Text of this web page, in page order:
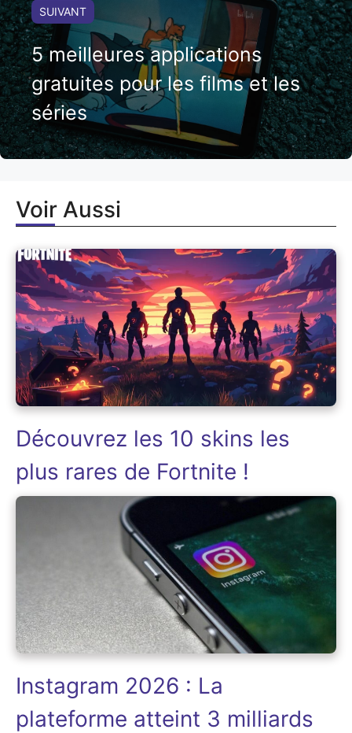
SUIVANT
5 meilleures applications
gratuites pour les films et les
séries
Voir Aussi
Découvrez les 10 skins les
plus rares de Fortnite !
Instagram 2026 : La
plateforme atteint 3 milliards